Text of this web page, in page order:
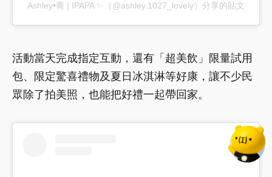
Ashley•蕎 | IPAPA ✨（@ashley.1027_lovely）分享的貼文
活動當天完成指定互動，還有「超美飲」限量試用
包、限定驚喜禮物及夏日冰淇淋等好康，讓不少民
眾除了拍美照，也能把好禮一起帶回家。